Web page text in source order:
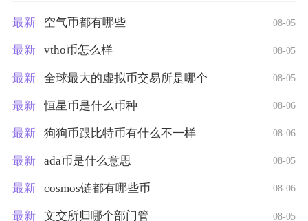
最新 空气币都有哪些 08-05
最新 vtho币怎么样 08-05
最新 全球最大的虚拟币交易所是哪个 08-05
最新 恒星币是什么币种 08-06
最新 狗狗币跟比特币有什么不一样 08-06
最新 ada币是什么意思 08-05
最新 cosmos链都有哪些币 08-06
最新 文交所归哪个部门管 08-05